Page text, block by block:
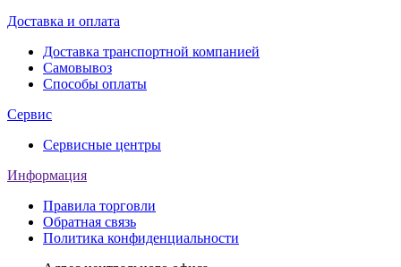
Доставка и оплата
Доставка транспортной компанией
Самовывоз
Способы оплаты
Сервис
Сервисные центры
Информация
Правила торговли
Обратная связь
Политика конфиденциальности